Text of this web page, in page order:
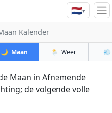
🇳🇱▾
Kalender
🌙 Maan 🌦️ Weer 💨
Maan in Afnemende
de volgende volle